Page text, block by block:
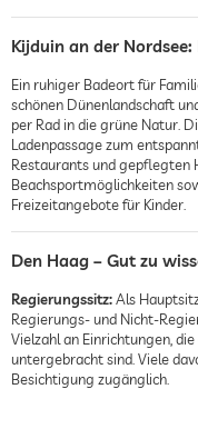
Kijduin an der
Ein ruhiger Badeort für
schönen Dünenlandschaft
per Rad in die grüne Natur.
Ladenpassage zum
Restaurants und gepflegten
Beachsportmöglichkeiten
Freizeitangebote für Kinder.
Den Haag – Gut zu
Regierungssitz:Als
Regierungs- und Nicht-
Vielzahl an Einrichtungen,
untergebracht sind. Viele
Besichtigung zugänglich.